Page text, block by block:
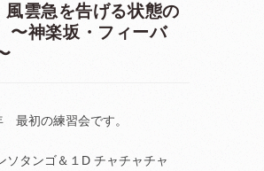
雲急を告げる状態の
神楽坂・フィーバ
最初の練習会です。
タンゴ＆１D チャチャチャ